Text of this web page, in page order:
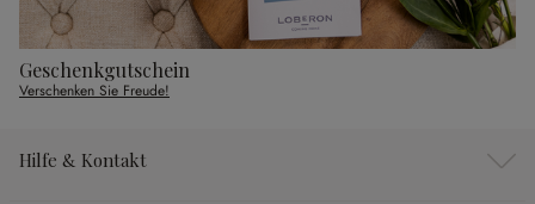
Geschenkgutschein
Verschenken Sie Freude!
Hilfe & Kontakt